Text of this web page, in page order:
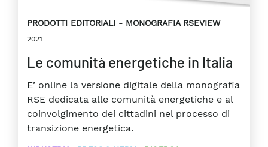
PRODOTTI EDITORIALI MONOGRAFIA RSEVIEW
2021
Le comunità energetiche in Italia
E’ online la versione digitale della monografia
RSE dedicata alle comunità energetiche e al
coinvolgimento dei cittadini nel processo di
transizione energetica.